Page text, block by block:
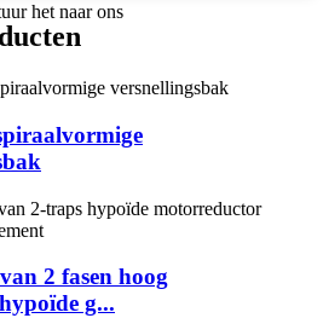
het naar ons
2 fasen hoog
g...